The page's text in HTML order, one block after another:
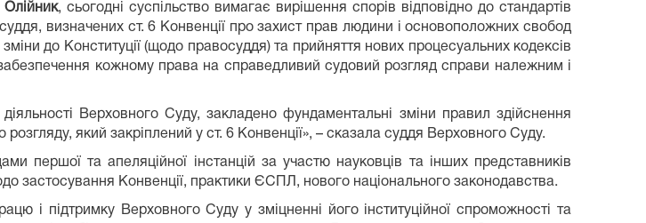
, сьогодні суспільство вимагає вирішення спорів відповідно до стандартів
визначених ст. 6 Конвенції про захист прав людини і основоположних свобод
до Конституції (щодо правосуддя) та прийняття нових процесуальних кодексів
кожному права на справедливий судовий розгляд справи належним і
Верховного Суду, закладено фундаментальні зміни правил здійснення
який закріплений у ст. 6 Конвенції», – сказала суддя Верховного Суду.
першої та апеляційної інстанцій за участю науковців та інших представників
застосування Конвенції, практики ЄСПЛ, нового національного законодавства.
і підтримку Верховного Суду у зміцненні його інституційної спроможності та